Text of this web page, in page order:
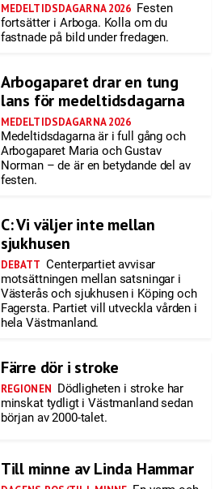
MEDELTIDSDAGARNA 2026 Festen
fortsätter i Arboga. Kolla om du
fastnade på bild under fredagen.
Arbogaparet drar en tung
lans för medeltidsdagarna
MEDELTIDSDAGARNA 2026
Medeltidsdagarna är i full gång och
Arbogaparet Maria och Gustav
Norman – de är en betydande del av
festen.
C: Vi väljer inte mellan
sjukhusen
DEBATT Centerpartiet avvisar
motsättningen mellan satsningar i
Västerås och sjukhusen i Köping och
Fagersta. Partiet vill utveckla vården i
hela Västmanland.
Färre dör i stroke
REGIONEN Dödligheten i stroke har
minskat tydligt i Västmanland sedan
början av 2000-talet.
Till minne av Linda Hammar